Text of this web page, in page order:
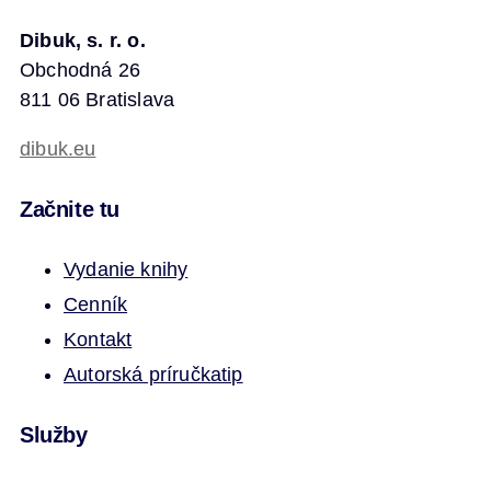
Dibuk, s. r. o.
Obchodná 26
811 06 Bratislava
dibuk.eu
Začnite tu
Vydanie knihy
Cenník
Kontakt
Autorská príručkatip
Služby